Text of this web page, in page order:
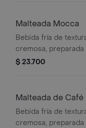
Malteada Mocca
Bebida fría de
cremosa,
café, leche y
$ 23.700
Malteada de Café
Bebida fría de
cremosa,